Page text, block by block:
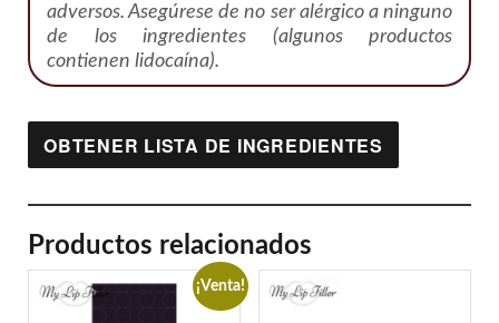
adversos. Asegúrese de no ser alérgico a ninguno
de los ingredientes (algunos productos
contienen lidocaína).
OBTENER LISTA DE INGREDIENTES
Productos relacionados
¡Venta!